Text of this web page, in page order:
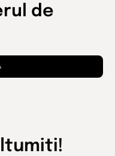
de